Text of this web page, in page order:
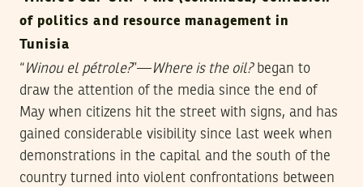
of politics and resource management in
Tunisia
“Winou el pétrole?”—Where is the oil?began to
draw the attention of the media since the end of
May when citizens hit the street with signs, and has
gained considerable visibility since last week when
demonstrations in the capital and the south of the
country turned into violent confrontations between